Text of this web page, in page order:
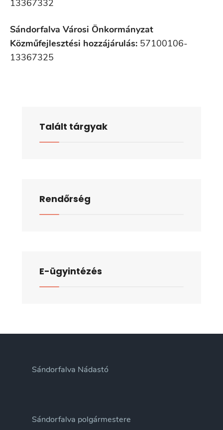
13367332
Sándorfalva Városi Önkormányzat
Közműfejlesztési hozzájárulás: 57100106-
13367325
Talált tárgyak
Rendőrség
E-ügyintézés
Sándorfalva Nádastó
Sándorfalva polgármestere